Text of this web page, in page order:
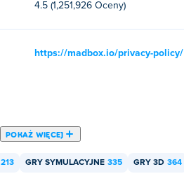
4.5 (1,251,926 Oceny)
https://madbox.io/privacy-policy/
POKAŻ WIĘCEJ
213 GRY SYMULACYJNE 335 GRY 3D 364